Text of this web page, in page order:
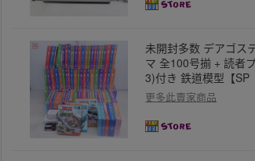
未開封多数 デアゴス
マ 全100号揃 + 読者
3)付き 鉄道模型【SP
更多此賣家商品